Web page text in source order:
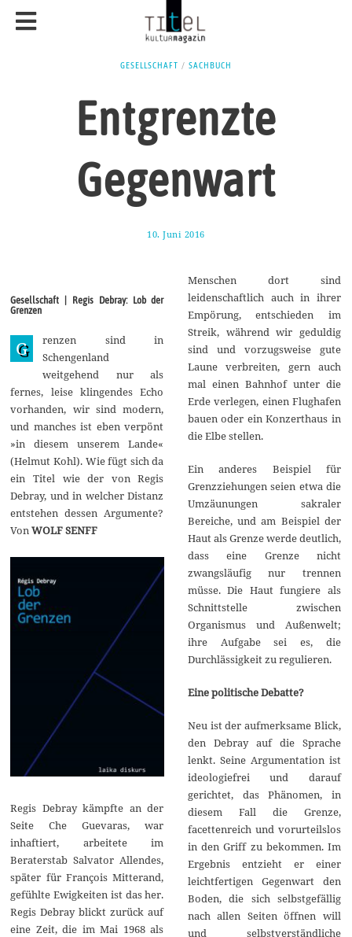
GESELLSCHAFT / SACHBUCH
Entgrenzte
Gegenwart
10. Juni 2016
e
p
t
e
m
b
e
r
0
1
Gesellschaft | Regis Debray: Lob der
Grenzen
G
renzen sind in
Schengenland
weitgehend nur als
fernes, leise klingendes Echo
vorhanden, wir sind modern,
und manches ist eben verpönt
»in diesem unserem Lande«
(Helmut Kohl). Wie fügt sich da
ein Titel wie der von Regis
Debray, und in welcher Distanz
entstehen dessen Argumente?
VonWOLF SENFF
Regis Debray kämpfte an der
Seite Che Guevaras, war
inhaftiert, arbeitete im
Beraterstab Salvator Allendes,
später für François Mitterand,
gefühlte Ewigkeiten ist das her.
Regis Debray blickt zurück auf
eine Zeit, die im Mai 1968 als
Menschen dort sind
leidenschaftlich auch in ihrer
Empörung, entschieden im
Streik, während wir geduldig
sind und vorzugsweise gute
Laune verbreiten, gern auch
mal einen Bahnhof unter die
Erde verlegen, einen Flughafen
bauen oder ein Konzerthaus in
die Elbe stellen.
Ein anderes Beispiel für
Grenzziehungen seien etwa die
Umzäunungen sakraler
Bereiche, und am Beispiel der
Haut als Grenze werde deutlich,
dass eine Grenze nicht
zwangsläufig nur trennen
müsse. Die Haut fungiere als
Schnittstelle zwischen
Organismus und Außenwelt;
ihre Aufgabe sei es, die
Durchlässigkeit zu regulieren.
Eine politische Debatte?
Neu ist der aufmerksame Blick,
den Debray auf die Sprache
lenkt. Seine Argumentation ist
ideologiefrei und darauf
gerichtet, das Phänomen, in
diesem Fall die Grenze,
facettenreich und vorurteilslos
in den Griff zu bekommen. Im
Ergebnis entzieht er einer
leichtfertigen Gegenwart den
Boden, die sich selbstgefällig
nach allen Seiten öffnen will
und selbstverständliche